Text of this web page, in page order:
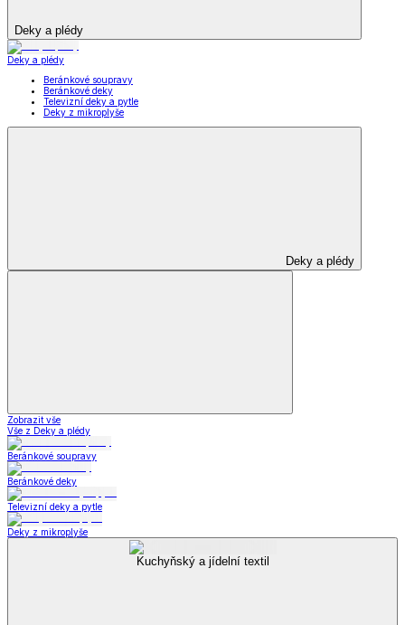
Deky a plédy
Deky a plédy
Beránkové soupravy
Beránkové deky
Televizní deky a pytle
Deky z mikroplyše
Deky a plédy
Zobrazit vše
Vše z Deky a plédy
Beránkové soupravy
Beránkové deky
Televizní deky a pytle
Deky z mikroplyše
Kuchyňský a jídelní textil